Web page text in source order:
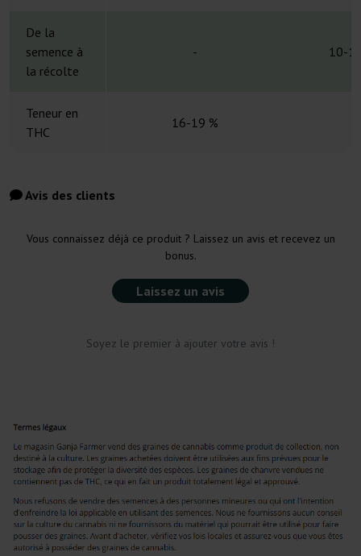
De la
semence à
la récolte
- 10-
Teneur en
THC
16-19 %
Avis des clients
Vous connaissez déjà ce produit ? Laissez un avis et recevez un
bonus.
Laissez un avis
Soyez le premier à ajouter votre avis !